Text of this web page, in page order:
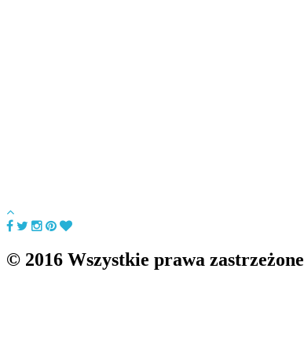
© 2016 Wszystkie prawa zastrzeżone